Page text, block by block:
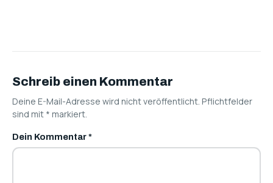
Schreib einen Kommentar
Deine E-Mail-Adresse wird nicht veröffentlicht. Pflichtfelder
sind mit * markiert.
Dein Kommentar*